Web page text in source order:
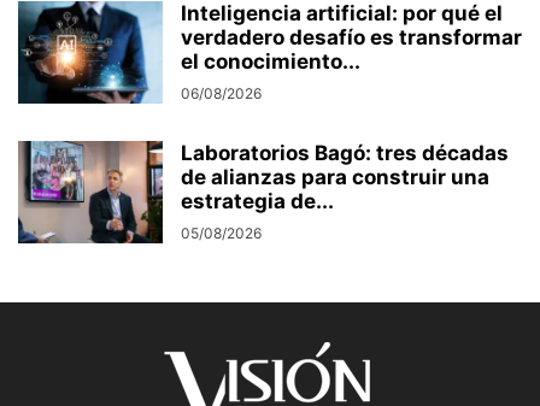
Inteligencia artificial: por qué el
verdadero desafío es transformar
el conocimiento...
06/08/2026
Laboratorios Bagó: tres décadas
de alianzas para construir una
estrategia de...
05/08/2026